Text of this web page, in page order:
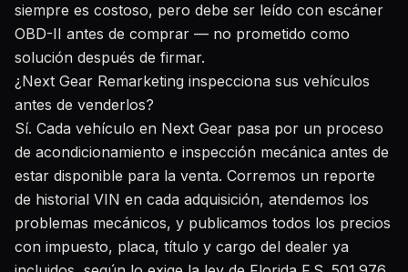
siempre es costoso, pero debe ser leído con escáner
OBD-II antes de comprar — no prometido como
solución después de firmar.
¿Next Gear Remarketing inspecciona sus vehículos
antes de venderlos?
Sí. Cada vehículo en Next Gear pasa por un proceso
de acondicionamiento e inspección mecánica antes de
estar disponible para la venta. Corremos un reporte
de historial VIN en cada adquisición, atendemos los
problemas mecánicos, y publicamos todos los precios
con impuesto, placa, título y cargo del dealer ya